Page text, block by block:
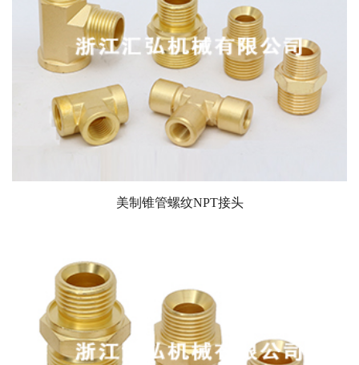
美制锥管螺纹NPT接头